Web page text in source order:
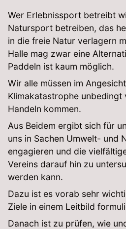
Wer Erlebnissport betreibt
Natursport betreiben, das
in die freie Natur verlagern
Halle mag zwar eine
Paddeln ist kaum möglich.
Wir alle müssen im
Klimakatastrophe unbedingt
Handeln kommen.
Aus Beidem ergibt sich für
uns in Sachen Umwelt- und
engagieren und die
Vereins darauf hin zu
werden kann.
Dazu ist es vorab sehr
Ziele in einem Leitbild
Danach ist zu prüfen, wie